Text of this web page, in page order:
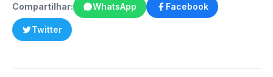
Compartilhar: WhatsApp Facebook
Twitter